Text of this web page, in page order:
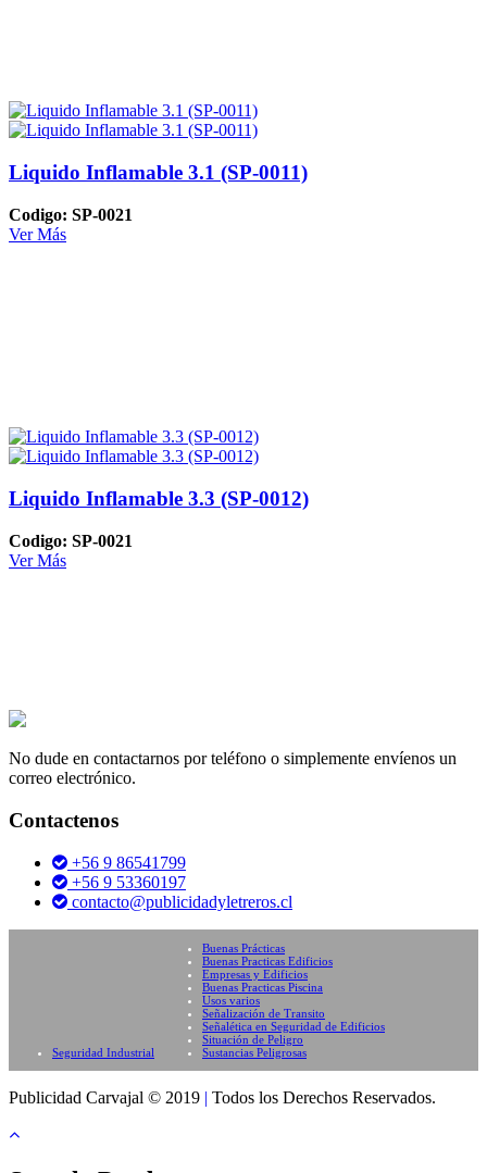
Liquido Inflamable 3.1 (SP-0011)
Codigo: SP-0021
Ver Más
Liquido Inflamable 3.3 (SP-0012)
Codigo: SP-0021
Ver Más
No dude en contactarnos por teléfono o simplemente envíenos un
correo electrónico.
Contactenos
+56 9 86541799
+56 9 53360197
contacto@publicidadyletreros.cl
Seguridad Industrial
Buenas Prácticas
Buenas Practicas Edificios
Empresas y Edificios
Buenas Practicas Piscina
Usos varios
Señalización de Transito
Señalética en Seguridad de Edificios
Situación de Peligro
Sustancias Peligrosas
Publicidad Carvajal © 2019 | Todos los Derechos Reservados.